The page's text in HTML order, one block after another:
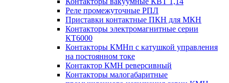
Реле промежуточные РПЛ
Приставки контактные ПКН для МКН
Контакторы электромагнитные серии
КТ6000
Контакторы КМНп с катушкой управления
на постоянном токе
Контактор КМН реверсивный
Контакторы малогабаритные